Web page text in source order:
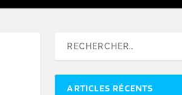
ARTICLES RÉCENTS